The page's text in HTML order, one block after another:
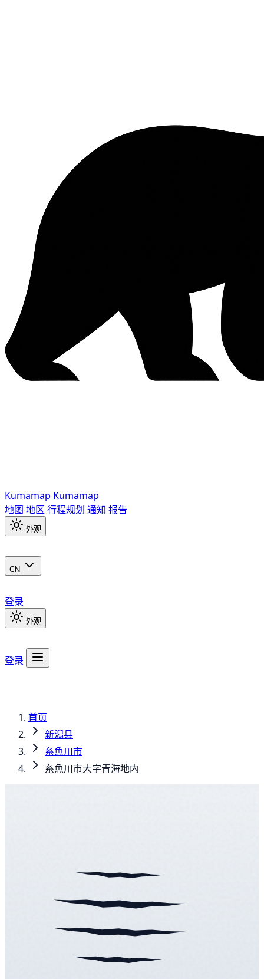
Kumamap Kumamap
地图 地区 行程规划 通知 报告
外观
CN
登录
外观
登录
首页
新潟县
糸魚川市
糸魚川市大字青海地内